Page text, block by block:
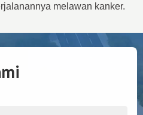
melawan kanker.